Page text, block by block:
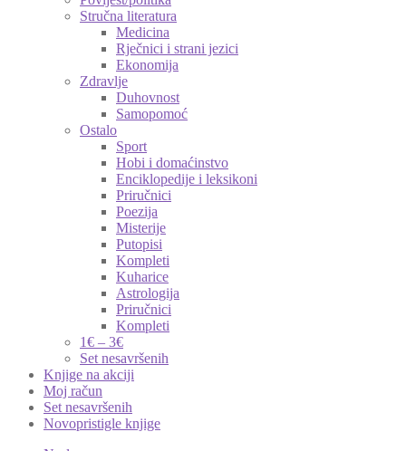
Stručna literatura
Medicina
Rječnici i strani jezici
Ekonomija
Zdravlje
Duhovnost
Samopomoć
Ostalo
Sport
Hobi i domaćinstvo
Enciklopedije i leksikoni
Priručnici
Poezija
Misterije
Putopisi
Kompleti
Kuharice
Astrologija
Priručnici
Kompleti
1€ – 3€
Set nesavršenih
Knjige na akciji
Moj račun
Set nesavršenih
Novopristigle knjige